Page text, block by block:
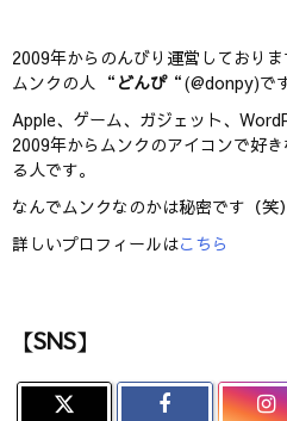
2009年からのんびり運営しておりま
ムンクの人 “ どんぴ“(@donpy)です
Apple、ゲーム、ガジェット、
2009年からムンクのアイコンで好
る人です。
なんでムンクなのかは秘密です（笑）
詳しいプロフィールはこちら
【SNS】